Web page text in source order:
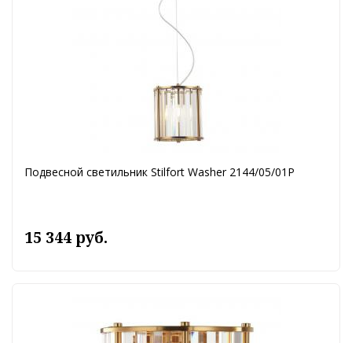
Подвесной светильник Stilfort Washer 2144/05/01P
15 344 руб.